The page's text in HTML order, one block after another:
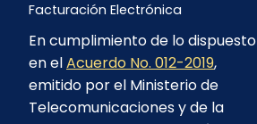
Facturación Electrónica
Archivo Histórico de Facturación
Portal Ambiental y Social
Proyecto Geotérmico Chachimbiro
En cumplimiento de lo dispuesto
en elAcuerdo No. 012-2019,
emitido por el Ministerio de
Telecomunicaciones y de la